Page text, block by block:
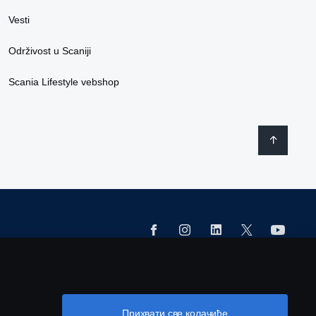
Vesti
Održivost u Scaniji
Scania Lifestyle vebshop
Прихвати све колачиће